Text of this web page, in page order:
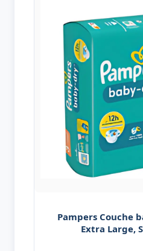
Pampers Couche
Extra Large,